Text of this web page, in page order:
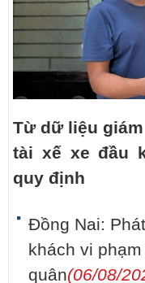
Từ dữ liệu
tài xế xe đầu
quy định
Đồng Nai:
khách vi
quân(06/08/